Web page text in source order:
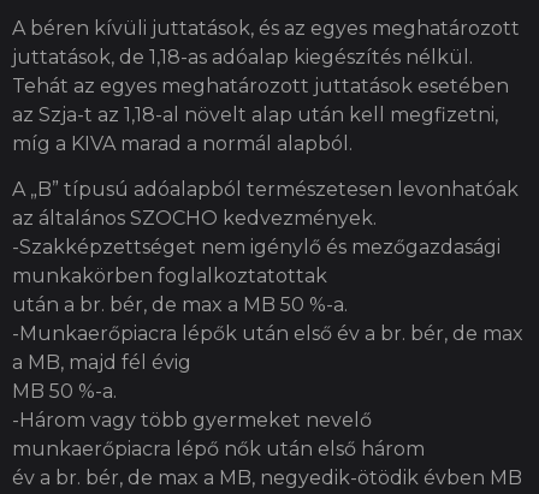
A béren kívüli juttatások, és az egyes meghatározott
juttatások, de 1,18-as adóalap kiegészítés nélkül.
Tehát az egyes meghatározott juttatások esetében
az Szja-t az 1,18-al növelt alap után kell megfizetni,
míg a KIVA marad a normál alapból.
A „B” típusú adóalapból természetesen levonhatóak
az általános SZOCHO kedvezmények.
-Szakképzettséget nem igénylő és mezőgazdasági
munkakörben foglalkoztatottak
után a br. bér, de max a MB 50 %-a.
-Munkaerőpiacra lépők után első év a br. bér, de max
a MB, majd fél évig
MB 50 %-a.
-Három vagy több gyermeket nevelő
munkaerőpiacra lépő nők után első három
év a br. bér, de max a MB, negyedik-ötödik évben MB